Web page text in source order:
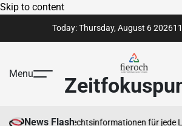
Skip to content
Today: Thursday, August 6 202611
Menu
News FlashRechtsinformationen für jede